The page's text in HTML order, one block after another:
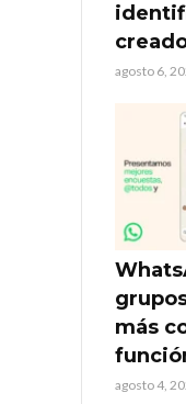
agosto 6,
más
agosto 4,